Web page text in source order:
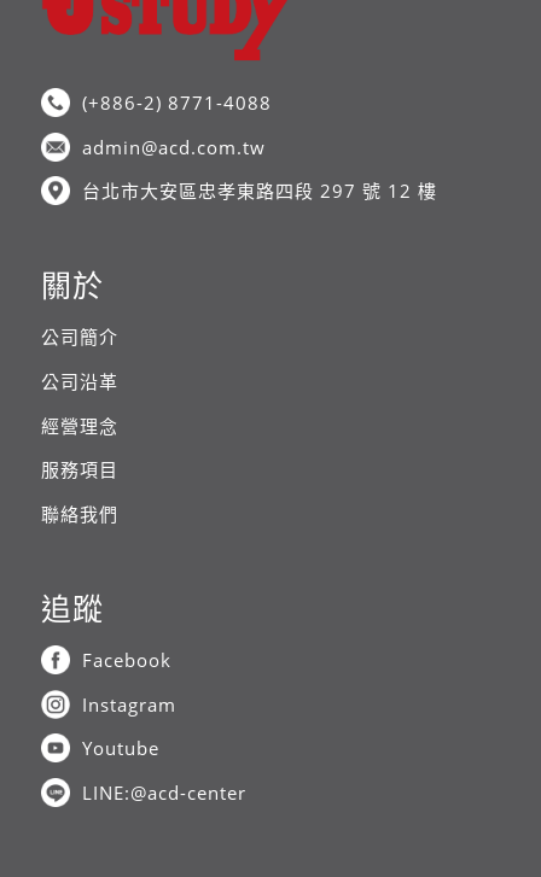
(+886-2) 8771-4088
admin@acd.com.tw
台北市大安區忠孝東路四段 297 號 12 樓
關於
公司簡介
公司沿革
經營理念
服務項目
聯絡我們
追蹤
Facebook
Instagram
Youtube
LINE:@acd-center